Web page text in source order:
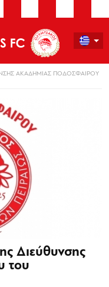
ΑΚΑΔΗΜΙΑΣ ΠΟΔΟΣΦΑΙΡΟΥ
Διεύθυνσης
του